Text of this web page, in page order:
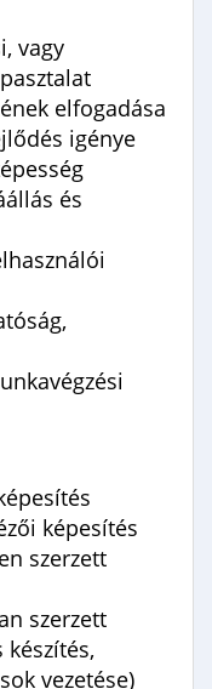
vagy
elfogadása
igénye
és
képesítés
szerzett
szerzett
vezetése)